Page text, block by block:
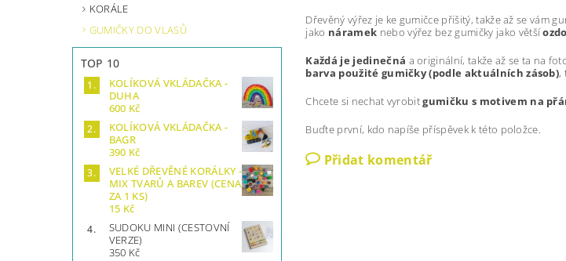
KORÁLE
GUMIČKY DO VLASŮ
TOP 10
KOLÍKOVÁ VKLÁDAČKA -
DUHA
600 Kč
KOLÍKOVÁ VKLÁDAČKA -
BAGR
390 Kč
VELKÉ DŘEVĚNÉ KORÁLKY -
MIX TVARŮ A BAREV (CENA
ZA 1 KS)
15 Kč
SUDOKU MINI (CESTOVNÍ
VERZE)
350 Kč
Dřevěný výřez je ke gumičce přišitý, takže až se vám
jako náramek nebo výřez bez gumičky jako větší
Každá je jedinečná a originální, takže až se ta na
barva použité gumičky (podle aktuálních zásob),
Chcete si nechat vyrobitgumičku s motivem na
Buďte první, kdo napíše příspěvek k této položce.
Přidat komentář